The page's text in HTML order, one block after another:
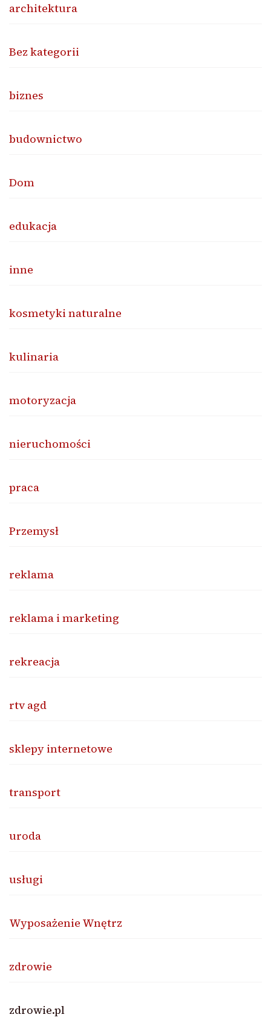
architektura
Bez kategorii
biznes
budownictwo
Dom
edukacja
inne
kosmetyki naturalne
kulinaria
motoryzacja
nieruchomości
praca
Przemysł
reklama
reklama i marketing
rekreacja
rtv agd
sklepy internetowe
transport
uroda
usługi
Wyposażenie Wnętrz
zdrowie
zdrowie.pl